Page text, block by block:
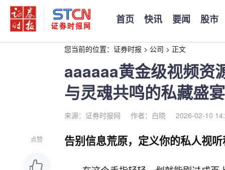
首页 快讯 要闻 股市
您当前的位置： 证券时报 > 公司 > 正文
aaaaaa黄金级视频资
与灵魂共鸣的私藏盛宴
来源：证券时报网 作者：白晓 2026-02-10
点赞 告别信息荒原，定义你的私人视